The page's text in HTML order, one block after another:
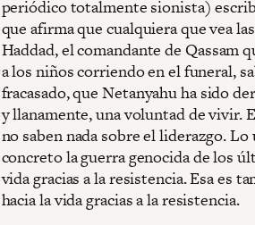
periódico totalmente sionista)
que afirma que cualquiera que vea
Haddad, el comandante de Qassam
a los niños corriendo en el funeral,
fracasado, que Netanyahu ha sido
y llanamente, una voluntad de vivir.
no saben nada sobre el liderazgo.
concreto la guerra genocida de los
vida gracias a la resistencia. Esa es
hacia la vida gracias a la resistencia.